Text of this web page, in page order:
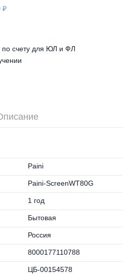
₽
по счету для ЮЛ и ФЛ
Paini
Paini-ScreenWT80G
1 год
Бытовая
Россия
8000177110788
ЦБ-00154578